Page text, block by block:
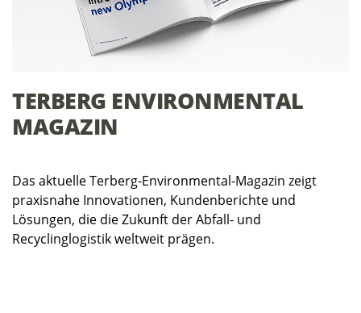
TERBERG ENVIRONMENTAL
MAGAZIN
Das aktuelle Terberg‑Environmental‑Magazin zeigt
praxisnahe Innovationen, Kundenberichte und
Lösungen, die die Zukunft der Abfall‑ und
Recyclinglogistik weltweit prägen.